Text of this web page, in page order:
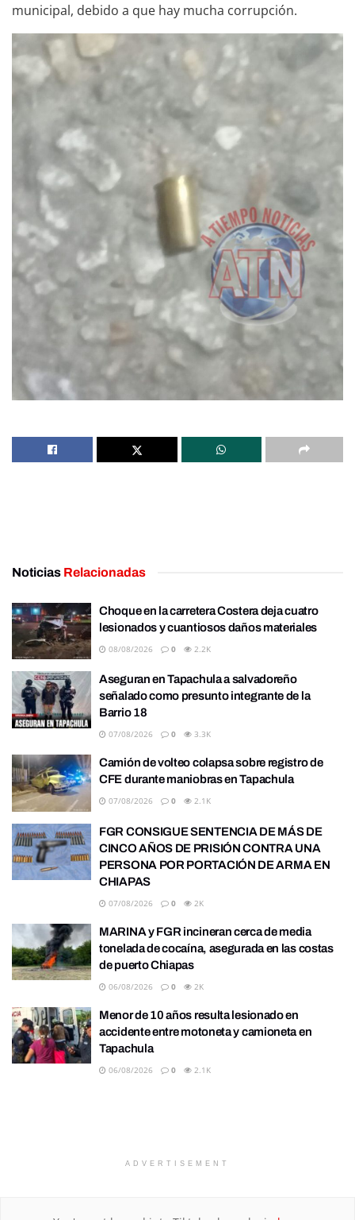
municipal, debido a que hay mucha corrupción.
Noticias Relacionadas
Choque en la carretera Costera deja cuatro
lesionados y cuantiosos daños materiales
08/08/2026 0 2.2K
Aseguran en Tapachula a salvadoreño
señalado como presunto integrante de la
Barrio 18
07/08/2026 0 3.3K
Camión de volteo colapsa sobre registro de
CFE durante maniobras en Tapachula
07/08/2026 0 2.1K
FGR CONSIGUE SENTENCIA DE MÁS DE
CINCO AÑOS DE PRISIÓN CONTRA UNA
PERSONA POR PORTACIÓN DE ARMA EN
CHIAPAS
07/08/2026 0 2K
MARINA y FGR incineran cerca de media
tonelada de cocaína, asegurada en las costas
de puerto Chiapas
06/08/2026 0 2K
Menor de 10 años resulta lesionado en
accidente entre motoneta y camioneta en
Tapachula
06/08/2026 0 2.1K
ADVERTISEMENT